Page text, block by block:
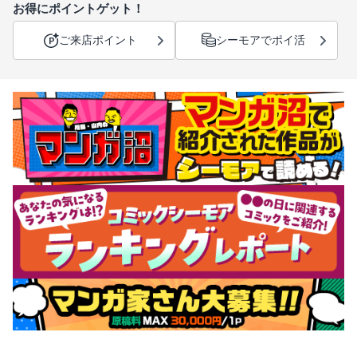
お得にポイントゲット！
ご来店ポイント シーモアでポイ活